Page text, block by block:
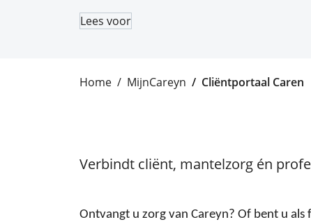
Lees voor
Home MijnCareyn Cliëntportaal Caren
Verbindt cliënt, mantelzorg én
Ontvangt u zorg van Careyn? Of bent u